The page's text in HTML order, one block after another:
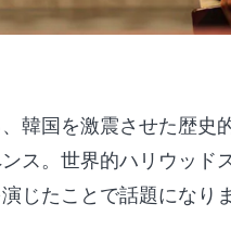
韓国を激震させた歴史
ス。世界的ハリウッド
じたことで話題になり